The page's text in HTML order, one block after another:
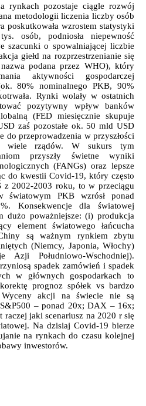
rynkach pozostaje ciągle rozwój
metodologii liczenia liczby osób
poskutkowała wzrostem statystyki
osób, podniosła niepewność
szacunki o spowalniającej liczbie
giełd na rozprzestrzenianie się
podana przez WHO), który
aktywności gospodarczej
80% nominalnego PKB, 90%
Rynki wolały w ostatnich
pozytywny wpływ banków
(FED miesięcznie skupuje
zaś pozostałe ok. 50 mld USD
do przeprowadzenia w przyszłości
wiele rządów. W sukurs tym
przyszły świetne wyniki
(FANGs) oraz lepsze
do kwestii Covid-19, który często
z 2002-2003 roku, to w przeciągu
światowym PKB wzrósł ponad
Konsekwencje dla światowej
dużo poważniejsze: (i) produkcja
element światowego łańcucha
są ważnym rynkiem zbytu
(Niemcy, Japonia, Włochy)
Azji Południowo-Wschodniej).
spadek zamówień i spadek
w głównych gospodarkach to
prognoz spółek vs bardzo
Wyceny akcji na świecie nie są
– ponad 20x; DAX – 16x;
raczej jaki scenariusz na 2020 r się
Na dzisiaj Covid-19 bierze
na rynkach do czasu kolejnej
inwestorów.